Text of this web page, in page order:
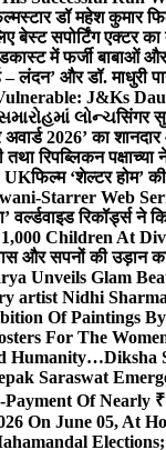
डॉ महेश कुमार
बेस्ट सपोर्टिंग एक्टर
में फर्जी बाबाओं
लंदन’ और डॉ. माधुरी
J&Ks
લોન્ચसिंगर
अवार्ड 2026’ का
तथा रिपब्लिकन
UKफिल्म ‘शेल्टर होम’
Starrer Web
रिकॉर्ड्स ने
Children At
और सपनों की उड़ान
Unveils Glam
artist Nidhi
Of Paintings
For The
Humanity…Diksha
Saraswat
Payment Of
On June 05, At